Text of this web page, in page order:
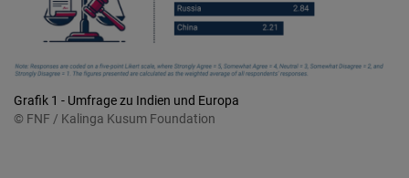
Grafik 1 - Umfrage zu Indien und Europa
© FNF / Kalinga Kusum Foundation